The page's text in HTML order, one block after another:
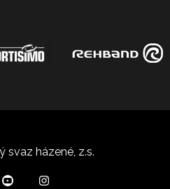
svaz házené, z.s.